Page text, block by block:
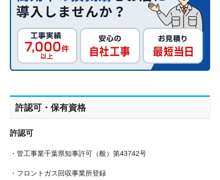
許認可・保有資格
許認可
・管工事業千葉県知事許可（般）第43742号
・フロントガス回収事業所登録